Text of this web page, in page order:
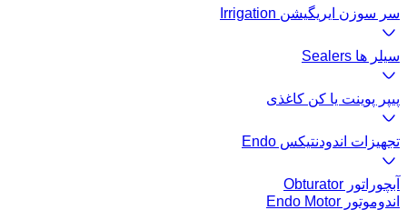
سر سوزن ایریگیشن Irrigation
سیلر ها Sealers
پیپر پوینت یا کن کاغذی
تجهیزات اندودنتیکس Endo
آبچوراتور Obturator
اندوموتور Endo Motor